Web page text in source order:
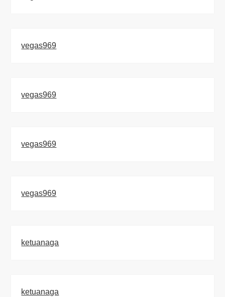
vegas969
vegas969
vegas969
vegas969
ketuanaga
ketuanaga